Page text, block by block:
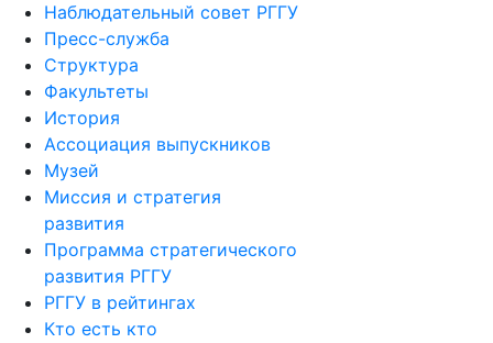
Наблюдательный совет РГГУ
Пресс-служба
Структура
Факультеты
История
Ассоциация выпускников
Музей
Миссия и стратегия
развития
Программа стратегического
развития РГГУ
РГГУ в рейтингах
Кто есть кто